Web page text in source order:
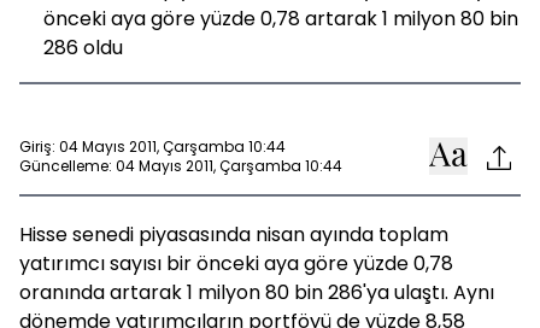
önceki aya göre yüzde 0,78 artarak 1 milyon 80 bin
286 oldu
Giriş: 04 Mayıs 2011, Çarşamba 10:44
Güncelleme: 04 Mayıs 2011, Çarşamba 10:44
Hisse senedi piyasasında nisan ayında toplam
yatırımcı sayısı bir önceki aya göre yüzde 0,78
oranında artarak 1 milyon 80 bin 286'ya ulaştı. Aynı
dönemde yatırımcıların portföyü de yüzde 8,58